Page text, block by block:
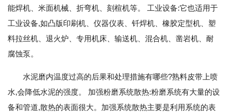
能焊机、米面机械、折弯机、刻楦机等。 工业设备:它也适用于
工业设备,如凸版印刷机、仪器仪表、钎焊机、橡胶定型机、塑
料拉丝机、退火炉、专用机床、输送机、混合机、凿岩机、耐
腐蚀泵。
水泥磨内温度过高的后果和处理措施有哪些?熟料皮带上喷
水,会降低水泥的强度。 加强粉磨系统散热:粉磨系统有大量的设
备和管道,散热的表面很大。加强系统散热主要是利用系统的表